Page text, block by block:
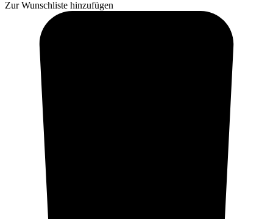
Zur Wunschliste hinzufügen